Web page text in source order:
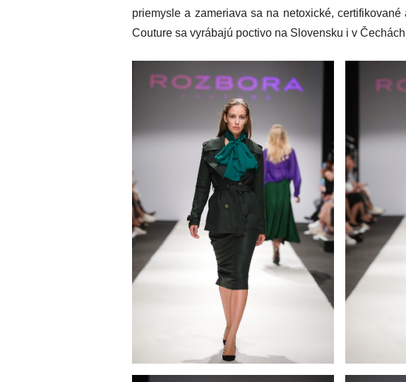
priemysle a zameriava sa na netoxické,
Couture sa vyrábajú poctivo na Slovensku i v